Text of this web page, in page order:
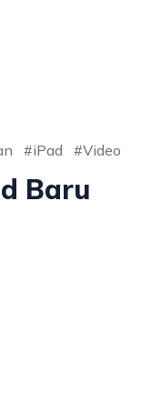
iPad Video
Baru